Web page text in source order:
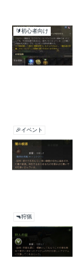
🔰初心者向け
🎉イベント
🔫狩猟